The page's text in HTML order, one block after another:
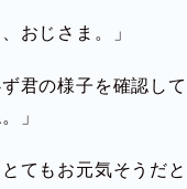
おじさま。」
ず君の様子を確認し
」
とてもお元気そうだ